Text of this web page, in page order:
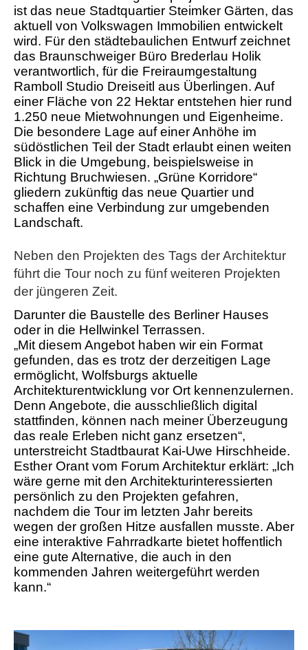
ist das neue Stadtquartier Steimker Gärten, das
aktuell von Volkswagen Immobilien entwickelt
wird. Für den städtebaulichen Entwurf zeichnet
das Braunschweiger Büro Brederlau Holik
verantwortlich, für die Freiraumgestaltung
Ramboll Studio Dreiseitl aus Überlingen. Auf
einer Fläche von 22 Hektar entstehen hier rund
1.250 neue Mietwohnungen und Eigenheime.
Die besondere Lage auf einer Anhöhe im
südöstlichen Teil der Stadt erlaubt einen weiten
Blick in die Umgebung, beispielsweise in
Richtung Bruchwiesen. „Grüne Korridore“
gliedern zukünftig das neue Quartier und
schaffen eine Verbindung zur umgebenden
Landschaft.
Neben den Projekten des Tags der Architektur
führt die Tour noch zu fünf weiteren Projekten
der jüngeren Zeit.
Darunter die Baustelle des Berliner Hauses
oder in die Hellwinkel Terrassen.
„Mit diesem Angebot haben wir ein Format
gefunden, das es trotz der derzeitigen Lage
ermöglicht, Wolfsburgs aktuelle
Architekturentwicklung vor Ort kennenzulernen.
Denn Angebote, die ausschließlich digital
stattfinden, können nach meiner Überzeugung
das reale Erleben nicht ganz ersetzen“,
unterstreicht Stadtbaurat Kai-Uwe Hirschheide.
Esther Orant vom Forum Architektur erklärt: „Ich
wäre gerne mit den Architekturinteressierten
persönlich zu den Projekten gefahren,
nachdem die Tour im letzten Jahr bereits
wegen der großen Hitze ausfallen musste. Aber
eine interaktive Fahrradkarte bietet hoffentlich
eine gute Alternative, die auch in den
kommenden Jahren weitergeführt werden
kann.“